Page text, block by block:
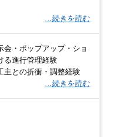
…続きを読む
会・ポップアップ・ショ
る進行管理経験
主との折衝・調整経験
…続きを読む